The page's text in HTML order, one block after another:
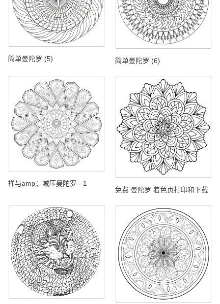
简单曼陀罗 (5) 简单曼陀罗 (6)
禅与amp；减压曼陀罗 - 1
免费 曼陀罗 着色页打印和下载